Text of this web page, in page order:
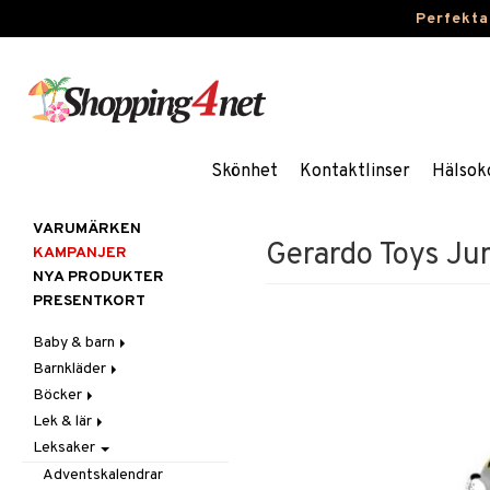
Skönhet Kontaktlinser
Gerardo Toys
VARUMÄRKEN
KAMPANJER
NYA PRODUKTER
PRESENTKORT
Baby & barn
Accessoarer
För håret
Hattar & Mössor
Övrigt
Plånböcker
Aktivitet
Babygym
Babysitters
Bit & Skallra
Äta
Barnservis
Haklappar
Badrockar & Handdukar
Barnvagnstillbehör
Barnkläder
Accessoarer
Kepsar & Solhattar
Badkläder & UV-kläder
Klänningar
Nederdelar
Böcker
Dagböcker
Läs & Lär
Målarböcker
Lek & lär
Experiment
Inlärningsspel
Leksaker
Adventskalendrar